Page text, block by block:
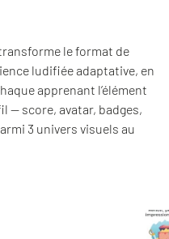
le format de
ludifiée adaptative, en
apprenant l’élément
— score, avatar, badges,
3 univers visuels au